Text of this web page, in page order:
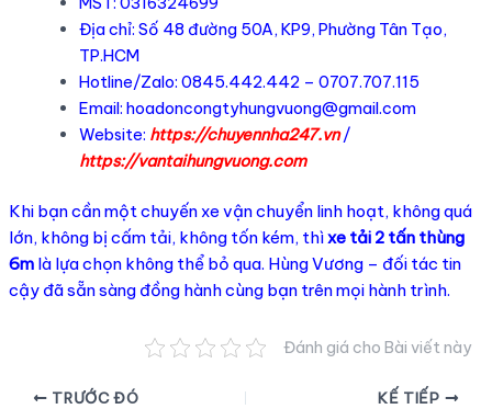
Địa chỉ: Số 48 đường 50A, KP9, Phường Tân Tạo,
TP.HCM
Hotline/Zalo: 0845.442.442 – 0707.707.115
Email: hoadoncongtyhungvuong@gmail.com
Website: https://chuyennha247.vn/
https://vantaihungvuong.com
Khi bạn cần một chuyến xe vận chuyển linh hoạt, không quá
lớn, không bị cấm tải, không tốn kém, thìxe tải 2 tấn thùng
6mlà lựa chọn không thể bỏ qua. Hùng Vương – đối tác tin
cậy đã sẵn sàng đồng hành cùng bạn trên mọi hành trình.
Đánh giá cho Bài viết này
Điều TRƯỚC ĐÓ KẾ TIẾP